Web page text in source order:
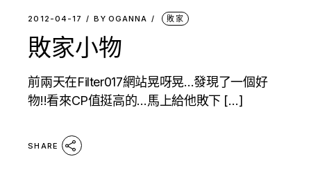
2012-04-17 BY OGANNA 敗家
敗家小物
前兩天在Filter017網站晃呀晃…發現了一個好
物!!看來CP值挺高的…馬上給他敗下 […]
SHARE